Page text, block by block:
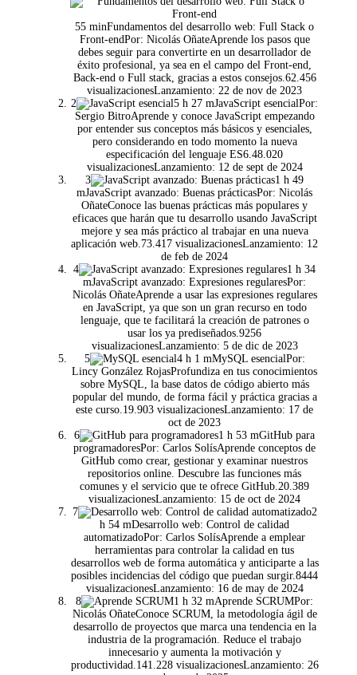
55 minFundamentos del desarrollo web: Full Stack o
Front-endPor: Nicolás OñateAprende los pasos que
debes seguir para convertirte en un desarrollador de
éxito profesional, ya sea en el campo del Front-end,
Back-end o Full stack, gracias a estos consejos.62.456
visualizacionesLanzamiento: 22 de nov de 2023
2
5 h 27 mJavaScript esencialPor:
Sergio BitroAprende y conoce JavaScript empezando
por entender sus conceptos más básicos y esenciales,
pero considerando en todo momento la nueva
especificación del lenguaje ES6.48.020
visualizacionesLanzamiento: 12 de sept de 2024
3
1 h 49
mJavaScript avanzado: Buenas prácticasPor: Nicolás
OñateConoce las buenas prácticas más populares y
eficaces que harán que tu desarrollo usando JavaScript
mejore y sea más práctico al trabajar en una nueva
aplicación web.73.417 visualizacionesLanzamiento: 12
de feb de 2024
4
1 h 34
mJavaScript avanzado: Expresiones regularesPor:
Nicolás OñateAprende a usar las expresiones regulares
en JavaScript, ya que son un gran recurso en todo
lenguaje, que te facilitará la creación de patrones o
usar los ya prediseñados.9256
visualizacionesLanzamiento: 5 de dic de 2023
5
4 h 1 mMySQL esencialPor:
Lincy González RojasProfundiza en tus conocimientos
sobre MySQL, la base datos de código abierto más
popular del mundo, de forma fácil y práctica gracias a
este curso.19.903 visualizacionesLanzamiento: 17 de
oct de 2023
6
1 h 53 mGitHub para
programadoresPor: Carlos SolísAprende conceptos de
GitHub como crear, gestionar y examinar nuestros
repositorios online. Descubre las funciones más
comunes y el servicio que te ofrece GitHub.20.389
visualizacionesLanzamiento: 15 de oct de 2024
7
2
h 54 mDesarrollo web: Control de calidad
automatizadoPor: Carlos SolísAprende a emplear
herramientas para controlar la calidad en tus
desarrollos web de forma automática y anticiparte a las
posibles incidencias del código que puedan surgir.8444
visualizacionesLanzamiento: 16 de may de 2024
8
1 h 32 mAprende SCRUMPor:
Nicolás OñateConoce SCRUM, la metodología ágil de
desarrollo de proyectos que marca una tendencia en la
industria de la programación. Reduce el trabajo
innecesario y aumenta la motivación y
productividad.141.228 visualizacionesLanzamiento: 26